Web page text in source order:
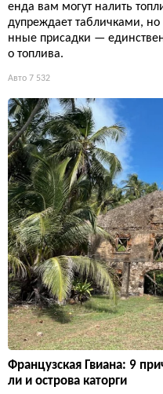
енда вам могут налить
дупреждает табличками,
нные присадки —
о топлива.
Авто 7 532
Французская Гвиана: 9
ли и острова каторги